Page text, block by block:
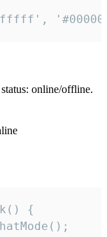
online/offline.
{